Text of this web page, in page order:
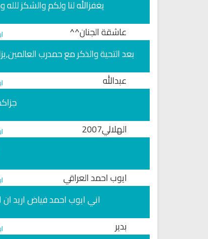
يغفزالله لنا ولكم والشكز
عاشقة الجنان^^
بعد التحية والذكر مع حمدرب
عبدالله
الهلالي2007
ايوب احمد العراقي
اني ايوب احمد فياض اريد ان
بدير
سعد الغامدي للقران الكريم